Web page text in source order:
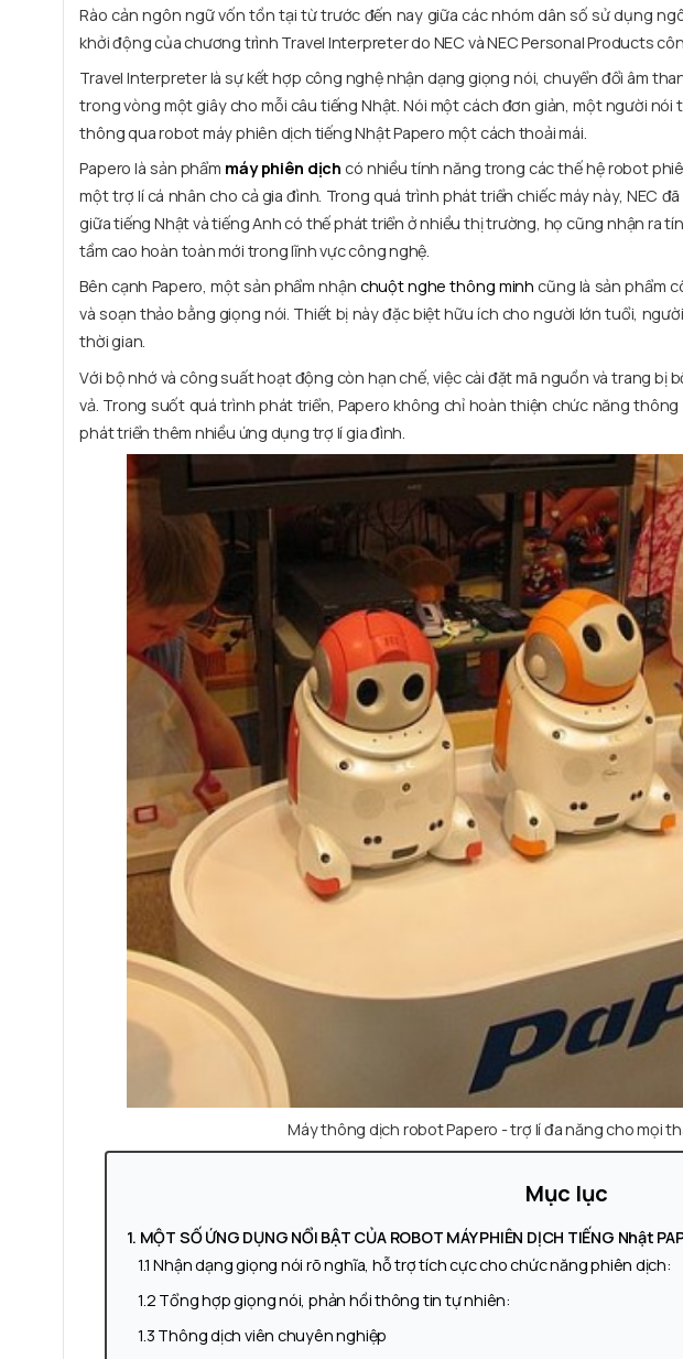
Rào cản ngôn ngữ vốn tồn tại từ trước đến nay giữa các nhóm dân số sử dụng
khởi động của chương trình Travel Interpreter do NEC và NEC Personal Products
Travel Interpreter là sự kết hợp công nghệ nhận dạng giọng nói, chuyển đổi âm
trong vòng một giây cho mỗi câu tiếng Nhật. Nói một cách đơn giản, một người
thông qua robot máy phiên dịch tiếng Nhật Papero một cách thoải mái.
Papero là sản phẩm máy phiên dịch có nhiều tính năng trong các thế hệ robot
một trợ lí cá nhân cho cả gia đình. Trong quá trình phát triển chiếc máy này, NEC
giữa tiếng Nhật và tiếng Anh có thế phát triển ở nhiều thị trường, họ cũng nhận ra
tầm cao hoàn toàn mới trong lĩnh vực công nghệ.
Bên cạnh Papero, một sản phẩm nhận chuột nghe thông minh cũng là sản phẩm
và soạn thảo bằng giọng nói. Thiết bị này đặc biệt hữu ích cho người lớn tuổi,
thời gian.
Với bộ nhớ và công suất hoạt động còn hạn chế, việc cài đặt mã nguồn và trang bị
vả. Trong suốt quá trình phát triển, Papero không chỉ hoàn thiện chức năng
phát triển thêm nhiều ứng dụng trợ lí gia đình.
Máy thông dịch robot Papero - trợ lí đa năng cho mọi
Mục lục
1. MỘT SỐ ỨNG DỤNG NỔI BẬT CỦA ROBOT MÁY PHIÊN DỊCH TIẾNG Nhật
1.1 Nhận dạng giọng nói rõ nghĩa, hỗ trợ tích cực cho chức năng phiên dịch:
1.2 Tổng hợp giọng nói, phản hồi thông tin tự nhiên:
1.3 Thông dịch viên chuyên nghiệp